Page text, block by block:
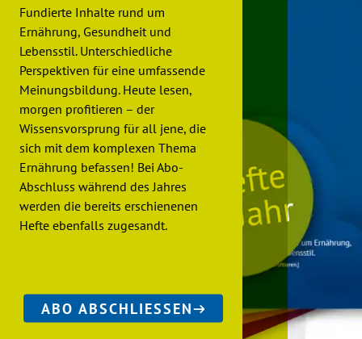
Fundierte Inhalte rund um
Ernährung, Gesundheit und
Lebensstil. Unterschiedliche
Perspektiven für eine umfassende
Meinungsbildung. Heute lesen,
morgen profitieren – der
Wissensvorsprung für all jene, die
sich mit dem komplexen Thema
Ernährung befassen! Bei Abo-
Abschluss während des Jahres
werden die bereits erschienenen
Hefte ebenfalls zugesandt.
ABO ABSCHLIESSEN